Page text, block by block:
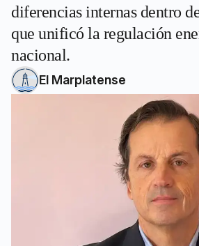
diferencias internas dentro
que unificó la regulación
nacional.
El Marplatense